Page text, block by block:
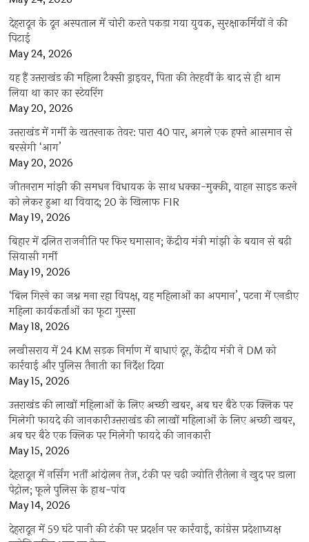
देहरादून के दून अस्पताल में चोरी करते पकड़ा गया युवक, सुरक्षाकर्मियों ने की
पिटाई
May 24, 2026
यह हैं उत्तराखंड की महिला टैक्सी ड्राइवर, पिता की तेरहवीं के बाद से ही थाम
लिया था कार का स्टेयरिंग
May 20, 2026
उत्तराखंड में गर्मी के खतरनाक तेवर: पारा 40 पार, अगले एक हफ्ते आसमान से
बरसेगी ‘आग’
May 20, 2026
जीतनराम मांझी की समधन विधायक के साथ धक्का-मुक्की, वाहन साइड करने
को लेकर हुआ था विवाद; 20 के खिलाफ FIR
May 19, 2026
बिहार में दलित राजनीति पर फिर घमासान; केंद्रीय मंत्री मांझी के बयान से बढ़ी
सियासी गर्मी
May 19, 2026
‘बिल गिरने का जश्न मना रहा विपक्ष, यह महिलाओं का अपमान’, पटना में एनडीए
महिला कार्यकर्ताओं का फूटा गुस्सा
May 18, 2026
लखीसराय में 24 KM सड़क निर्माण में बाधाएं दूर, केंद्रीय मंत्री ने DM को
कार्रवाई और पुलिस तैनाती का निर्देश दिया
May 15, 2026
उत्तराखंड की लाखों महिलाओं के लिए अच्छी खबर, अब घर बैठे एक क्लिक पर
मिलेगी फायदे की जानकारीउत्तराखंड की लाखों महिलाओं के लिए अच्छी खबर,
अब घर बैठे एक क्लिक पर मिलेगी फायदे की जानकारी
May 15, 2026
देहरादून में नर्सिंग भर्ती आंदोलन तेज, टंकी पर चढ़ी ज्योति रौतेला ने खुद पर डाला
पेट्रोल; फूले पुलिस के हाथ-पांव
May 14, 2026
देहरादून में 59 घंटे पानी की टंकी पर प्रदर्शन पर कार्रवाई, कांग्रेस प्रदेशाध्यक्ष